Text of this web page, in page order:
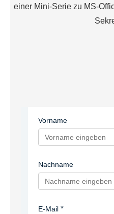
einer Mini-Serie zu MS-
Vorname
Nachname
E-Mail